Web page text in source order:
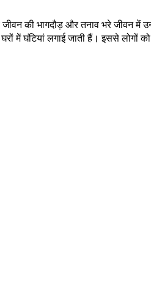
की भागदौड़ और तनाव भरे जीवन
में घंटियां लगाई जाती हैं। इससे लोगों